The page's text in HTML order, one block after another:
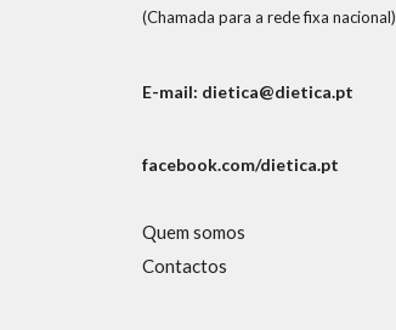
(Chamada para a rede fixa nacional)
E-mail: dietica@dietica.pt
facebook.com/dietica.pt
Quem somos
Contactos